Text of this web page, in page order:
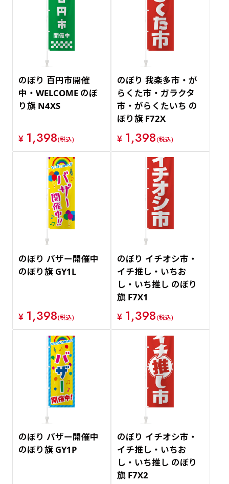
のぼり 百円市開催
中・WELCOME のぼ
り旗 N4XS
¥ 1,398(税込)
のぼり 我楽多市・が
らくた市・ガラクタ
市・がらくたいち の
ぼり旗 F72X
¥ 1,398(税込)
のぼり バザー開催中
のぼり旗 GY1L
¥ 1,398(税込)
のぼり イチオシ市・
イチ推し・いちお
し・いち推し のぼり
旗 F7X1
¥ 1,398(税込)
のぼり バザー開催中
のぼり旗 GY1P
のぼり イチオシ市・
イチ推し・いちお
し・いち推し のぼり
旗 F7X2